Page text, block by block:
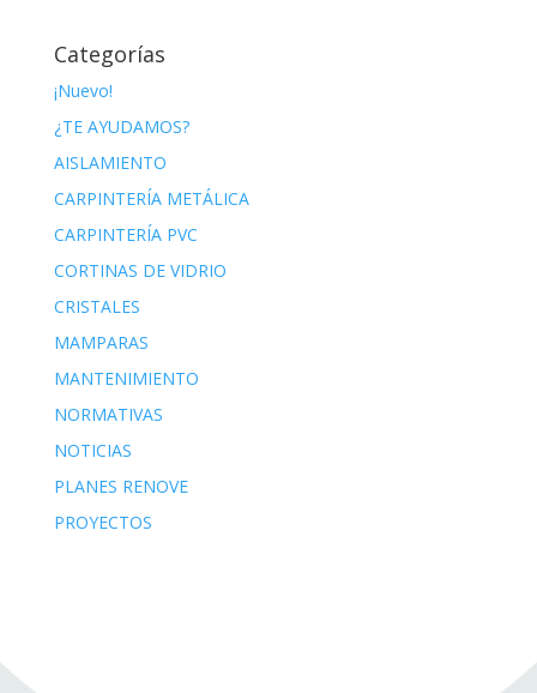
Categorías
¡Nuevo!
¿TE AYUDAMOS?
AISLAMIENTO
CARPINTERÍA METÁLICA
CARPINTERÍA PVC
CORTINAS DE VIDRIO
CRISTALES
MAMPARAS
MANTENIMIENTO
NORMATIVAS
NOTICIAS
PLANES RENOVE
PROYECTOS